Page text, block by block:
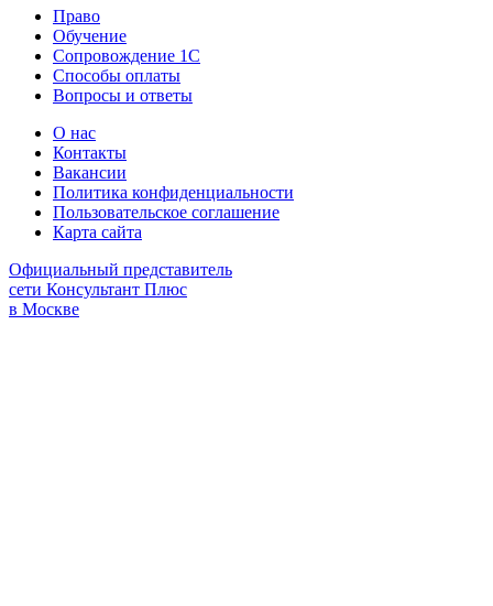
Право
Обучение
Сопровождение 1С
Способы оплаты
Вопросы и ответы
О нас
Контакты
Вакансии
Политика конфиденциальности
Пользовательское соглашение
Карта сайта
Официальный представитель
сети Консультант Плюс
в Москве